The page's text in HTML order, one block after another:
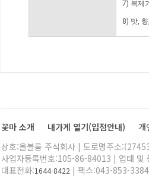
7) 복제
8) 맛,
꽃마 소개 내가게 열기(입점안내) 개
상호:올블룸 주식회사 | 도로명주소
사업자등록번호:105-86-84013 | 업태 및
대표전화:1644-8422 | 팩스:043-853-